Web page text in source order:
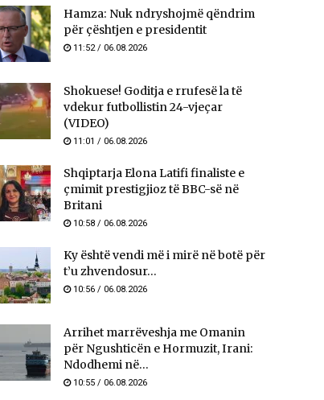
Hamza: Nuk ndryshojmë qëndrim
për çështjen e presidentit
11:52 / 06.08.2026
Shokuese! Goditja e rrufesë la të
vdekur futbollistin 24-vjeçar
(VIDEO)
11:01 / 06.08.2026
Shqiptarja Elona Latifi finaliste e
çmimit prestigjioz të BBC-së në
Britani
10:58 / 06.08.2026
Ky është vendi më i mirë në botë për
t’u zhvendosur...
10:56 / 06.08.2026
Arrihet marrëveshja me Omanin
për Ngushticën e Hormuzit, Irani:
Ndodhemi në...
10:55 / 06.08.2026